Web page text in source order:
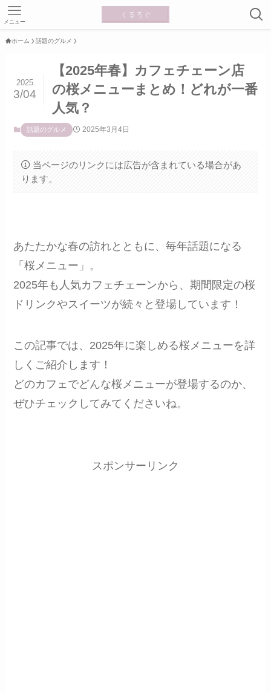
メニュー
ホーム 話題のグルメ
【2025年春】カフェチェーン店
の桜メニューまとめ！どれが一番
人気？
2025
3/04
話題のグルメ 2025年3月4日
当ページのリンクには広告が含まれている場合があ
ります。
あたたかな春の訪れとともに、毎年話題になる
「桜メニュー」。
2025年も人気カフェチェーンから、期間限定の桜
ドリンクやスイーツが続々と登場しています！
この記事では、2025年に楽しめる桜メニューを詳
しくご紹介します！
どのカフェでどんな桜メニューが登場するのか、
ぜひチェックしてみてくださいね。
スポンサーリンク